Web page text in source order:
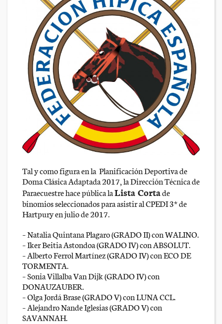
Tal y como figura en la Planificación Deportiva de
Doma Clásica Adaptada 2017, la Dirección Técnica de
Paraecuestre hace pública laLista Cortade
binomios seleccionados para asistir al CPEDI 3* de
Hartpury en julio de 2017.
– Natalia Quintana Plagaro (GRADO II) con WALINO.
– Iker Beitia Astondoa (GRADO IV) con ABSOLUT.
– Alberto Ferrol Martínez (GRADO IV) con ECO DE
TORMENTA.
– Sonia Villalba Van Dijk (GRADO IV) con
DONAUZAUBER.
– Olga Jordá Brase (GRADO V) con LUNA CCL.
– Alejandro Nande Iglesias (GRADO V) con
SAVANNAH.